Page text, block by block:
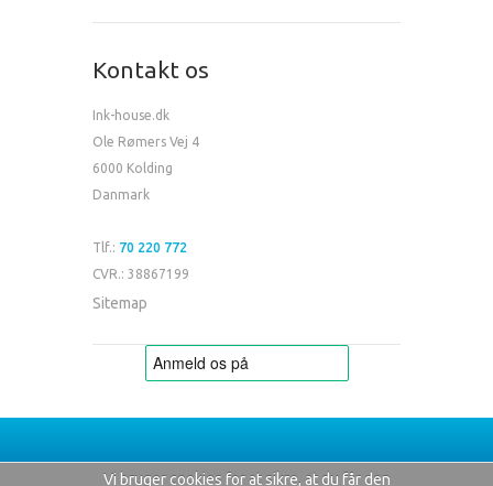
Kontakt os
Ink-house.dk
Ole Rømers Vej 4
6000 Kolding
Danmark
Tlf.: 70 220 772
CVR.: 38867199
Sitemap
Vi bruger cookies for at sikre, at du får den